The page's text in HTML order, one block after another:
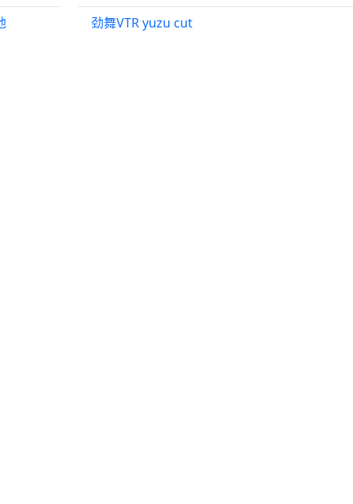
劲舞VTR yuzu cut